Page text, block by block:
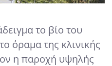
το βίο του
όραμα της κλινικής
η παροχή υψηλής